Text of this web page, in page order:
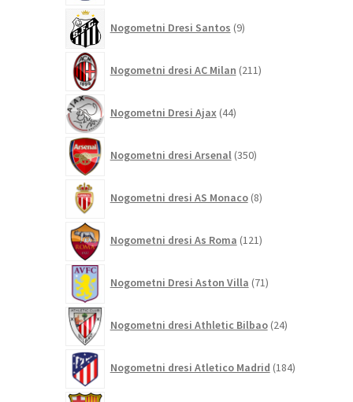
Nogometni Dresi Santos 9izdelkov
Nogometni dresi AC Milan 211izdelkov
Nogometni Dresi Ajax 44izdelkov
Nogometni dresi Arsenal 350izdelkov
Nogometni dresi AS Monaco 8izdelkov
Nogometni dresi As Roma 121izdelkov
Nogometni Dresi Aston Villa 71izdelkov
Nogometni dresi Athletic Bilbao 24izdelkov
Nogometni dresi Atletico Madrid 184izdelkov